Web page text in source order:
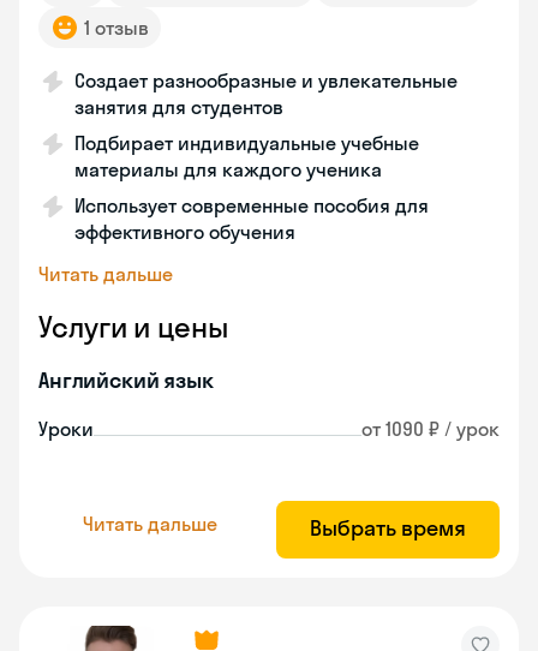
1 отзыв
Создает разнообразные и увлекательные
занятия для студентов
Подбирает индивидуальные учебные
материалы для каждого ученика
Использует современные пособия для
эффективного обучения
Читать дальше
Услуги и цены
Английский язык
Уроки от 1090 ₽ / урок
Читать дальше Выбрать время